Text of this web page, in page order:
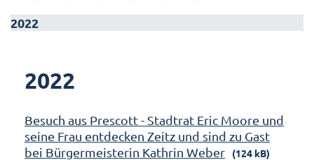
2022
2022
Besuch aus Prescott - Stadtrat Eric Moore und
seine Frau entdecken Zeitz und sind zu Gast
bei Bürgermeisterin Kathrin Weber
(124 kB)